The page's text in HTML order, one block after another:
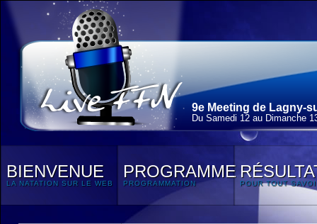
9e Meeting de Lagny-
Du Samedi 12 au Dimanche
BIENVENUE
LA NATATION SUR LE WEB
PROGRAMME
PROGRAMMATION POUR TOUT